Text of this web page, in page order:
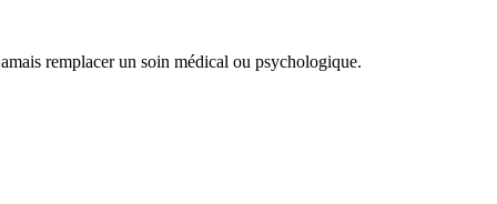
remplacer un soin médical ou psychologique.